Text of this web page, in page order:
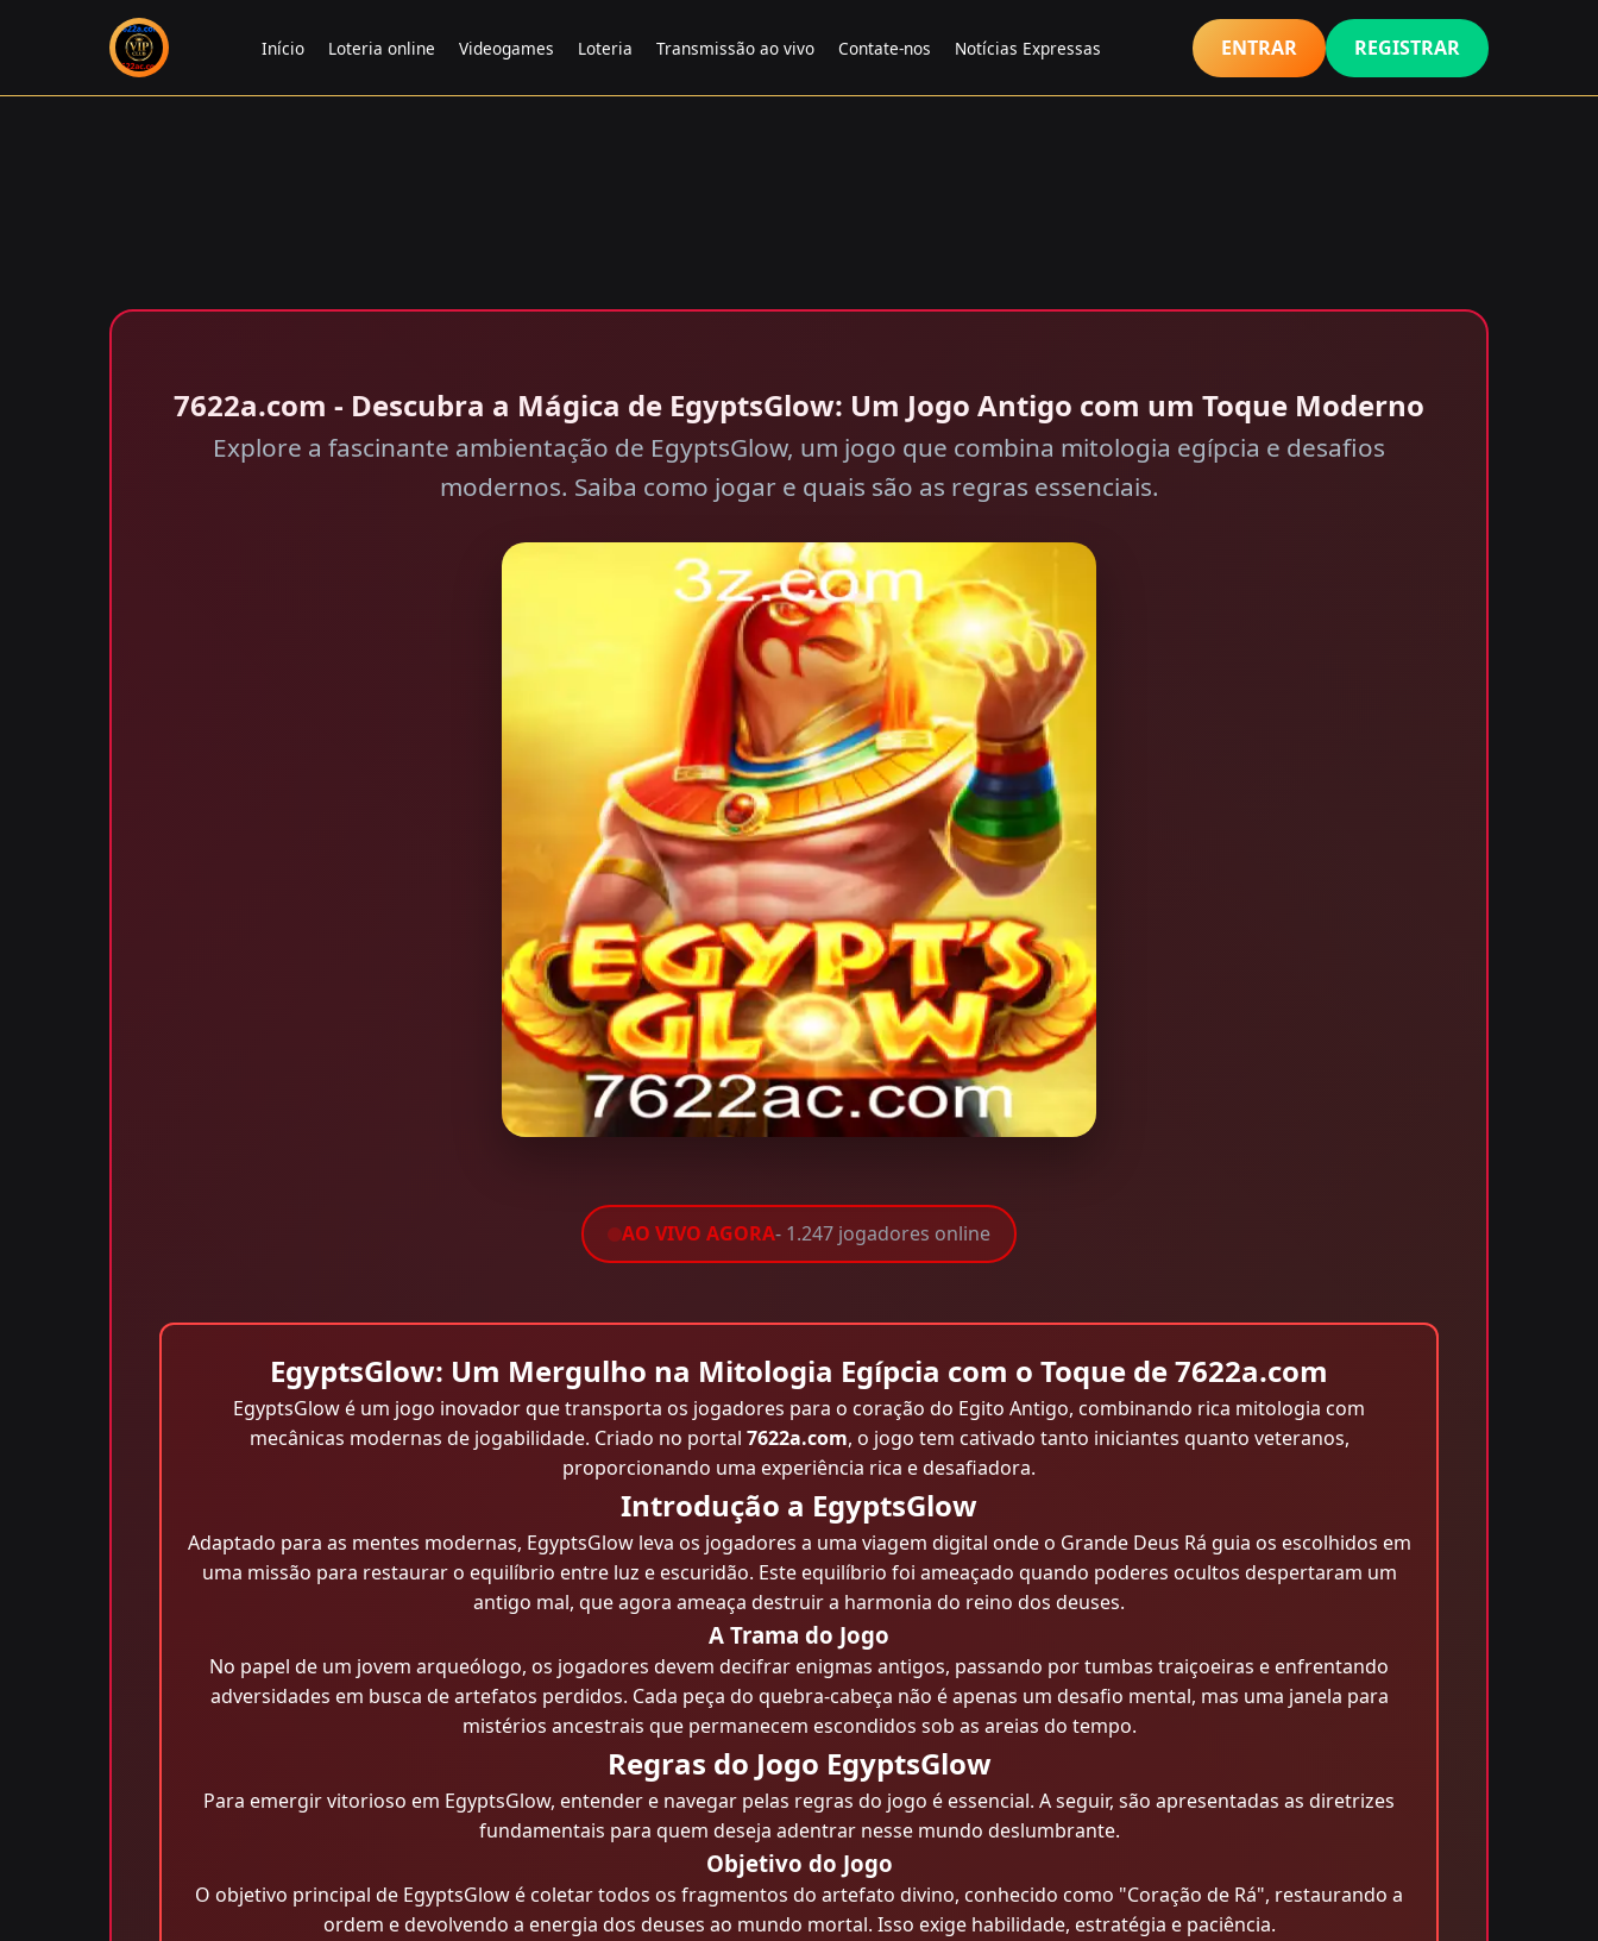
Início Loteria online Videogames Loteria Transmissão ao vivo Contate-nos Notícias Expressas ENTRAR REGISTRAR
7622a.com - Descubra a Mágica de EgyptsGlow: Um Jogo Antigo com um Toque Moderno
Explore a fascinante ambientação de EgyptsGlow, um jogo que combina mitologia egípcia e desafios
modernos. Saiba como jogar e quais são as regras essenciais.
AO VIVO AGORA- 1.247 jogadores online
EgyptsGlow: Um Mergulho na Mitologia Egípcia com o Toque de 7622a.com
EgyptsGlow é um jogo inovador que transporta os jogadores para o coração do Egito Antigo, combinando rica mitologia com
mecânicas modernas de jogabilidade. Criado no portal 7622a.com, o jogo tem cativado tanto iniciantes quanto veteranos,
proporcionando uma experiência rica e desafiadora.
Introdução a EgyptsGlow
Adaptado para as mentes modernas, EgyptsGlow leva os jogadores a uma viagem digital onde o Grande Deus Rá guia os escolhidos em
uma missão para restaurar o equilíbrio entre luz e escuridão. Este equilíbrio foi ameaçado quando poderes ocultos despertaram um
antigo mal, que agora ameaça destruir a harmonia do reino dos deuses.
A Trama do Jogo
No papel de um jovem arqueólogo, os jogadores devem decifrar enigmas antigos, passando por tumbas traiçoeiras e enfrentando
adversidades em busca de artefatos perdidos. Cada peça do quebra-cabeça não é apenas um desafio mental, mas uma janela para
mistérios ancestrais que permanecem escondidos sob as areias do tempo.
Regras do Jogo EgyptsGlow
Para emergir vitorioso em EgyptsGlow, entender e navegar pelas regras do jogo é essencial. A seguir, são apresentadas as diretrizes
fundamentais para quem deseja adentrar nesse mundo deslumbrante.
Objetivo do Jogo
O objetivo principal de EgyptsGlow é coletar todos os fragmentos do artefato divino, conhecido como "Coração de Rá", restaurando a
ordem e devolvendo a energia dos deuses ao mundo mortal. Isso exige habilidade, estratégia e paciência.